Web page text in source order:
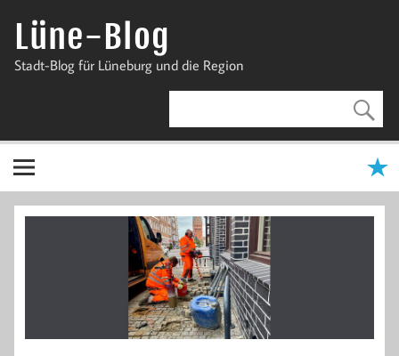
InhaltLüne-Blog
Stadt-Blog für Lüneburg und die Region